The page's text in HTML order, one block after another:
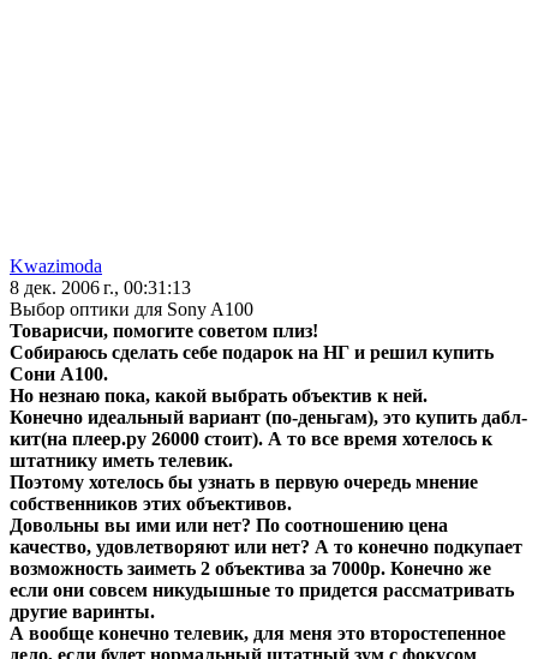
Kwazimoda
8 дек. 2006 г., 00:31:13
Выбор оптики для Sony A100
Товарисчи, помогите советом плиз!
Собираюсь сделать себе подарок на НГ и решил купить
Сони А100.
Но незнаю пока, какой выбрать объектив к ней.
Конечно идеальный вариант (по-деньгам), это купить дабл-
кит(на плеер.ру 26000 стоит). А то все время хотелось к
штатнику иметь телевик.
Поэтому хотелось бы узнать в первую очередь мнение
собственников этих объективов.
Довольны вы ими или нет? По соотношению цена
качество, удовлетворяют или нет? А то конечно подкупает
возможность заиметь 2 объектива за 7000р. Конечно же
если они совсем никудышные то придется рассматривать
другие варинты.
А вообще конечно телевик, для меня это второстепенное